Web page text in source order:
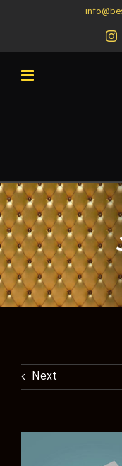
Instagram
Next